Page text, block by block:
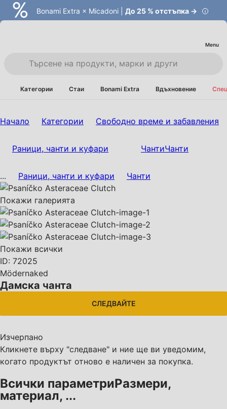
Bonami Extra × Micadoni | До 25 % отстъпка →
Menu
Категории Стаи Bonami Extra Вдъхновение
Начало Категории Свободно време и забавления
Раници, чанти и куфари ЧантиЧанти
... Раници, чанти и куфари Чанти
Покажи галерията
Покажи всички
ID: 72025
Mödernaked
Дамска чанта
СЛЕДВАЙТЕ
Изчерпанo
Кликнете върху "следване" и ние ще ви уведомим,
когато продуктът отново е наличен за покупка.
Всички параметриРазмери,
материал, ...